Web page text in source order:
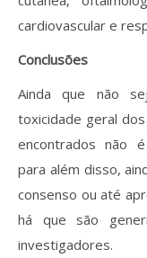
cardiovascular e
Conclusões
Ainda que não
toxicidade geral
encontrados não
para além disso,
consenso ou até
há que são
investigadores.